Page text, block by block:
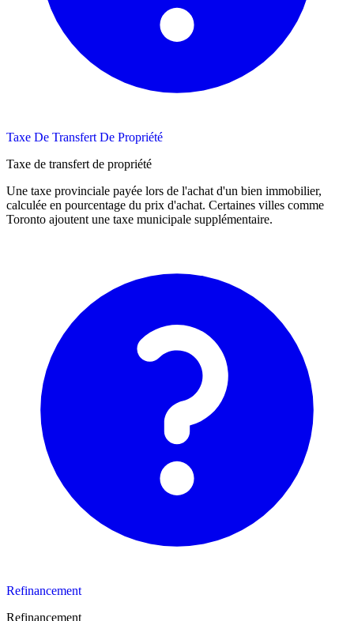
Taxe De Transfert De Propriété
Taxe de transfert de propriété
Une taxe provinciale payée lors de l'achat d'un bien immobilier,
calculée en pourcentage du prix d'achat. Certaines villes comme
Toronto ajoutent une taxe municipale supplémentaire.
Refinancement
Refinancement